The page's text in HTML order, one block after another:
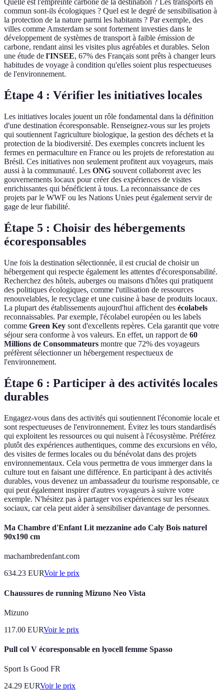
Quelle est l'empreinte carbone de la destination ? Les transports en
commun sont-ils écologiques ? Quel est le degré de sensibilisation à
la protection de la nature parmi les habitants ? Par exemple, des
villes comme Amsterdam se sont fortement investies dans le
développement de systèmes de transport à faible émission de
carbone, rendant ainsi les visites plus agréables et durables. Selon
une étude de l'INSEE, 67% des Français sont prêts à changer leurs
habitudes de voyage à condition qu'elles soient plus respectueuses
de l'environnement.
Étape 4 : Vérifier les initiatives locales
Les initiatives locales jouent un rôle fondamental dans la définition
d'une destination écoresponsable. Renseignez-vous sur les projets
qui soutiennent l'agriculture biologique, la gestion des déchets et la
protection de la biodiversité. Des exemples concrets incluent les
fermes en permaculture en France ou les projets de reforestation au
Brésil. Ces initiatives non seulement profitent aux voyageurs, mais
aussi à la communauté. Les ONG souvent collaborent avec les
gouvernements locaux pour créer des expériences de visites
enrichissantes qui bénéficient à tous. La reconnaissance de ces
projets par le WWF ou les Nations Unies peut également servir de
gage de leur fiabilité.
Étape 5 : Choisir des hébergements
écoresponsables
Une fois la destination sélectionnée, il est crucial de choisir un
hébergement qui respecte également les attentes d'écoresponsabilité.
Recherchez des hôtels, auberges ou maisons d'hôtes qui pratiquent
des politiques écologiques, comme l'utilisation de ressources
renouvelables, le recyclage et une cuisine à base de produits locaux.
La plupart des établissements aujourd'hui affichent des écolabels
reconnaissables. Par exemple, l'écolabel européen ou les labels
comme Green Key sont d'excellents repères. Cela garantit que votre
séjour sera conforme à vos valeurs. En effet, un rapport de 60
Millions de Consommateurs montre que 72% des voyageurs
préfèrent sélectionner un hébergement respectueux de
l'environnement.
Étape 6 : Participer à des activités locales
durables
Engagez-vous dans des activités qui soutiennent l'économie locale et
sont respectueuses de l'environnement. Évitez les tours standardisés
qui exploitent les ressources ou qui nuisent à l'écosystème. Préférez
plutôt des expériences authentiques, comme des excursions en vélo,
des visites de fermes locales ou du bénévolat dans des projets
environnementaux. Cela vous permettra de vous immerger dans la
culture tout en faisant une différence. En participant à des activités
durables, vous devenez un ambassadeur du tourisme responsable, ce
qui peut également inspirer d'autres voyageurs à suivre votre
exemple. N'hésitez pas à partager vos expériences sur les réseaux
sociaux, car cela peut aider à sensibiliser davantage de personnes.
Ma Chambre d'Enfant Lit mezzanine ado Caly Bois naturel
90x190 cm
machambredenfant.com
634.23 EURVoir le prix
Chaussures de running Mizuno Neo Vista
Mizuno
117.00 EURVoir le prix
Pull col V écoresponsable en lyocell femme Spasso
Sport Is Good FR
24.29 EURVoir le prix